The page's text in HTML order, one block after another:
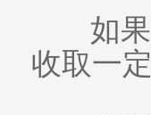
如果
收取一